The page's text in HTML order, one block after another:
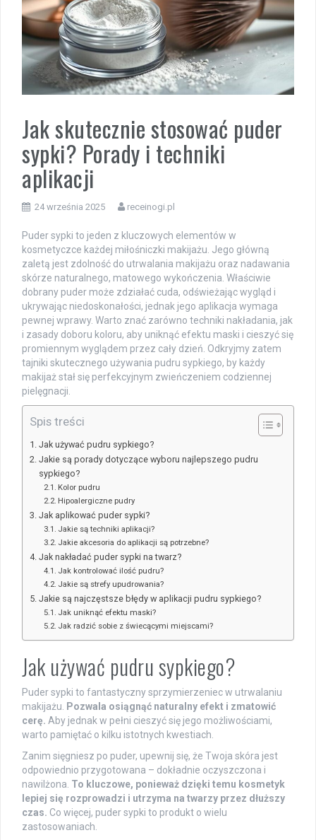
Jak skutecznie stosować puder
sypki? Porady i techniki
aplikacji
24 września 2025 receinogi.pl
Puder sypki to jeden z kluczowych elementów w
kosmetyczce każdej miłośniczki makijażu. Jego główną
zaletą jest zdolność do utrwalania makijażu oraz nadawania
skórze naturalnego, matowego wykończenia. Właściwie
dobrany puder może zdziałać cuda, odświeżając wygląd i
ukrywając niedoskonałości, jednak jego aplikacja wymaga
pewnej wprawy. Warto znać zarówno techniki nakładania, jak
i zasady doboru koloru, aby uniknąć efektu maski i cieszyć się
promiennym wyglądem przez cały dzień. Odkryjmy zatem
tajniki skutecznego używania pudru sypkiego, by każdy
makijaż stał się perfekcyjnym zwieńczeniem codziennej
pielęgnacji.
Spis treści
Jak używać pudru sypkiego?
Jakie są porady dotyczące wyboru najlepszego pudru
sypkiego?
Kolor pudru
Hipoalergiczne pudry
Jak aplikować puder sypki?
Jakie są techniki aplikacji?
Jakie akcesoria do aplikacji są potrzebne?
Jak nakładać puder sypki na twarz?
Jak kontrolować ilość pudru?
Jakie są strefy upudrowania?
Jakie są najczęstsze błędy w aplikacji pudru sypkiego?
Jak uniknąć efektu maski?
Jak radzić sobie z świecącymi miejscami?
Jak używać pudru sypkiego?
Puder sypki to fantastyczny sprzymierzeniec w utrwalaniu
makijażu.
Pozwala osiągnąć naturalny efekt i zmatowić
cerę. Aby jednak w pełni cieszyć się jego możliwościami,
warto pamiętać o kilku istotnych kwestiach.
Zanim sięgniesz po puder, upewnij się, że Twoja skóra jest
odpowiednio przygotowana – dokładnie oczyszczona i
nawilżona. To kluczowe, ponieważ dzięki temu kosmetyk
lepiej się rozprowadzi i utrzyma na twarzy przez dłuższy
czas. Co więcej, puder sypki to produkt o wielu
zastosowaniach.